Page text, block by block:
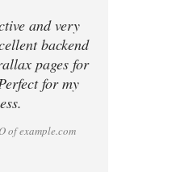
and very
backend
pages for
for my
of example.com